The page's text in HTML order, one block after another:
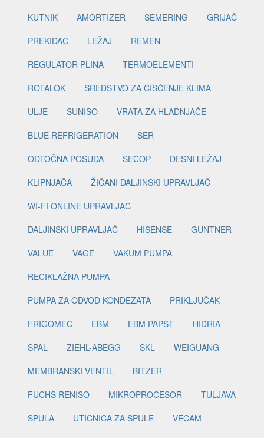
KUTNIK
AMORTIZER SEMERING
GRIJAČ
PREKIDAČ
LEŽAJ
REMEN
REGULATOR PLINA
TERMOELEMENTI
ROTALOK
SREDSTVO ZA ČIŠĆENJE KLIMA
ULJE
SUNISO
VRATA ZA HLADNJAČE
BLUE REFRIGERATION
SER
ODTOČNA POSUDA
SECOP
DESNI LEŽAJ
KLIPNJAČA
ŽIČANI DALJINSKI UPRAVLJAČ
WI-FI ONLINE UPRAVLJAČ
DALJINSKI UPRAVLJAČ
HISENSE
GUNTNER
VALUE
VAGE
VAKUM PUMPA
RECIKLAŽNA PUMPA
PUMPA ZA ODVOD KONDEZATA
PRIKLJUČAK
FRIGOMEC
EBM EBM PAPST
HIDRIA
SPAL
ZIEHL-ABEGG SKL
WEIGUANG
MEMBRANSKI VENTIL
BITZER
FUCHS RENISO
MIKROPROCESOR
TULJAVA
ŠPULA
UTIČNICA ZA ŠPULE
VECAM